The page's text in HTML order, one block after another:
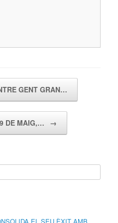
GENT GRAN…
DE MAIG,… →